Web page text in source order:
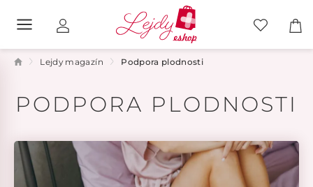
Lejdy magazín Podpora plodnosti
PODPORA PLODNOSTI